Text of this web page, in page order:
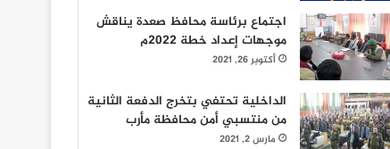
اجتماع برئاسة محافظ صعدة يناقش
موجهات إعداد خطة 2022م
أكتوبر 26, 2021
الداخلية تحتفي بتخرج الدفعة الثانية
من منتسبي أمن محافظة مأرب
مارس 2, 2021